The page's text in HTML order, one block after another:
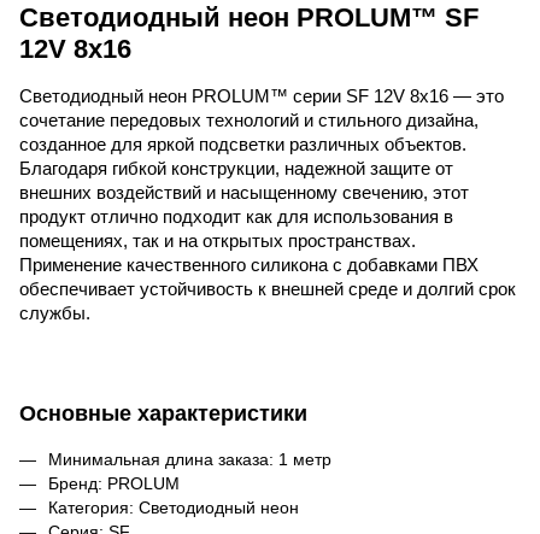
Светодиодный неон PROLUM™ SF
12V 8x16
Светодиодный неон PROLUM ™ серии SF 12V 8x16 — это
сочетание передовых технологий и стильного дизайна,
созданное для яркой подсветки различных объектов.
Благодаря гибкой конструкции, надежной защите от
внешних воздействий и насыщенному свечению, этот
продукт отлично подходит как для использования в
помещениях, так и на открытых пространствах.
Применение качественного силикона с добавками ПВХ
обеспечивает устойчивость к внешней среде и долгий срок
службы.
Основные характеристики
Минимальная длина заказа: 1 метр
Бренд: PROLUM
Категория: Светодиодный неон